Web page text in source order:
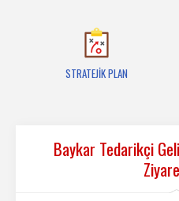
STRATEJİK PLAN
Baykar Tedarikçi